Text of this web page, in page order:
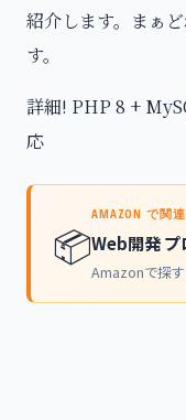
紹介します。まぁ
す。
詳細! PHP 8 +
応
📦
AMAZON で関
Web開発 プ
Amazonで探す